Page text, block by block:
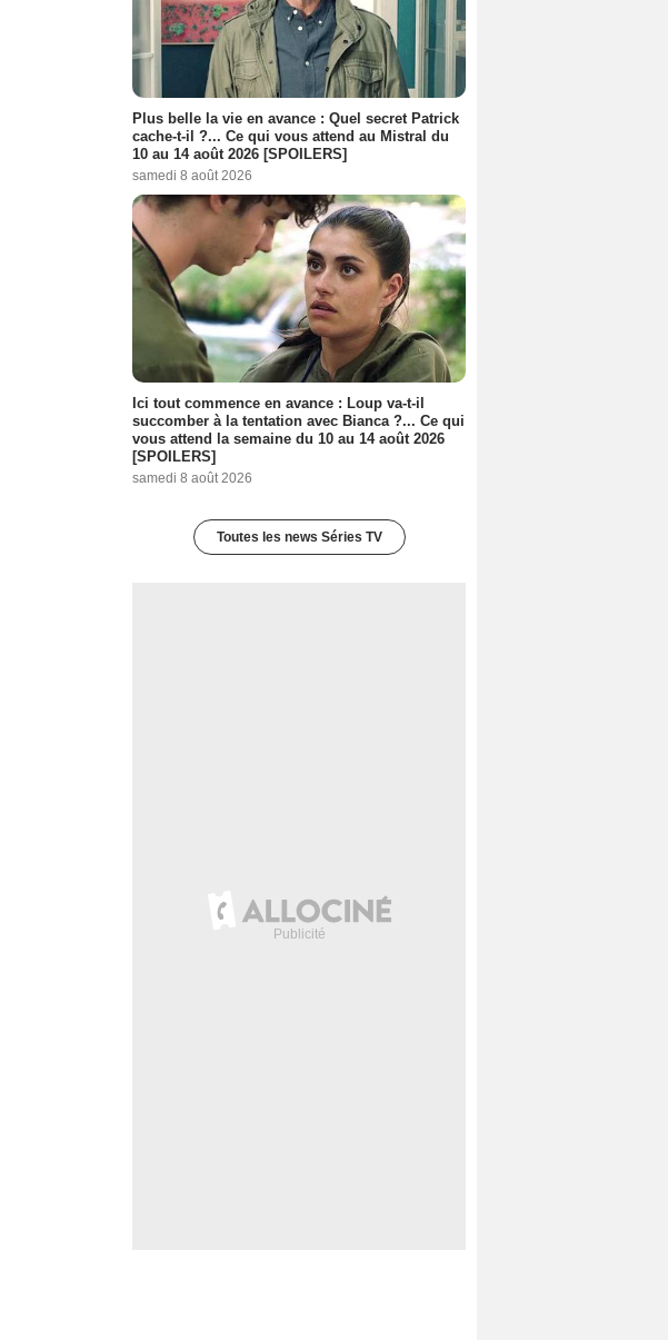
Plus belle la vie en avance : Quel secret Patrick
cache-t-il ?... Ce qui vous attend au Mistral du
10 au 14 août 2026 [SPOILERS]
samedi 8 août 2026
Ici tout commence en avance : Loup va-t-il
succomber à la tentation avec Bianca ?... Ce qui
vous attend la semaine du 10 au 14 août 2026
[SPOILERS]
samedi 8 août 2026
Toutes les news Séries TV